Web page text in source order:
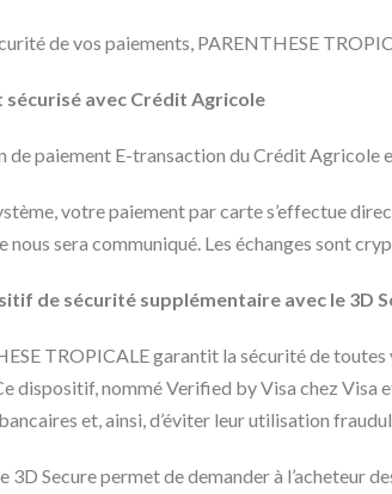
de vos paiements, PARENTHESE
sécurisé avec Crédit Agricole
de paiement E-transaction du Crédit Agricole
votre paiement par carte s’effectue
nous sera communiqué. Les échanges sont
de sécurité supplémentaire avec le 3D
TROPICALE garantit la sécurité de
dispositif, nommé Verified by Visa chez Visa
et, ainsi, d’éviter leur utilisation
3D Secure permet de demander à